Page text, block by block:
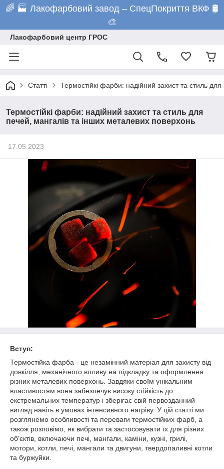
🌈 🏭 Лакофарбовий завод – СпецПокриття ВКФ 🛢️
🎨
Лакофарбовий центр ГРОС
Статті Термостійкі фарби: надійний захист та стиль
Термостійкі фарби: надійний захист та стиль для
печей, мангалів та інших металевих поверхонь
17.05.2023
Вступ:
Термостійка фарба - це незамінний матеріал для захисту від
довкілля, механічного впливу на підкладку та оформлення
різних металевих поверхонь. Завдяки своїм унікальним
властивостям вона забезпечує високу стійкість до
екстремальних температур і зберігає свій первозданний
вигляд навіть в умовах інтенсивного нагріву. У цій статті ми
розглянемо особливості та переваги термостійких фарб, а
також розповімо, як вибрати та застосовувати їх для різних
об'єктів, включаючи печі, мангали, каміни, кузні, грилі,
мотори, котли, печі, мангали та двигуни, твердопаливні котли
та буржуйки.